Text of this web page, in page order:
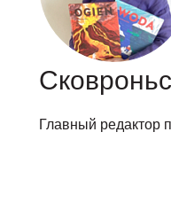
Главный редактор